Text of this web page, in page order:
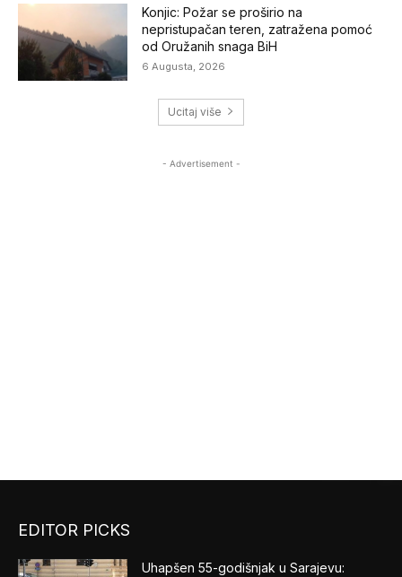
Konjic: Požar se proširio na
nepristupačan teren, zatražena pomoć
od Oružanih snaga BiH
6 Augusta, 2026
Ucitaj više
- Advertisement -
EDITOR PICKS
Uhapšen 55-godišnjak u Sarajevu: